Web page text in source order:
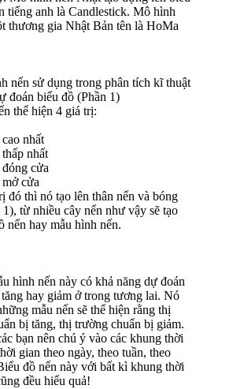
tiếng anh là Candlestick. Mô hình
thương gia Nhật Bản tên là HoMa
nến sử dụng trong phân tích kĩ thuật
đoán biểu đồ (Phần 1)
thể hiện 4 giá trị:
nhất
nhất
cửa
cửa
đó thì nó tạo lên thân nến và bóng
từ nhiều cây nến như vậy sẽ tạo
nến hay mẫu hình nến.
hình nến này có khả năng dự đoán
hay giảm ở trong tương lai. Nó
mẫu nến sẽ thể hiện rằng thị
bị tăng, thị trường chuẩn bị giảm.
bạn nên chú ý vào các khung thời
gian theo ngày, theo tuần, theo
đồ nến này với bất kì khung thời
đều hiểu quả!